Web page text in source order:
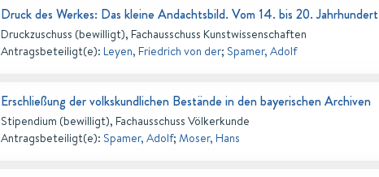
Druck des Werkes: Das kleine Andachtsbild. Vom 14. bis 20. Jahrhundert
Druckzuschuss (bewilligt), Fachausschuss Kunstwissenschaften
Antragsbeteiligt(e): Leyen, Friedrich von der; Spamer, Adolf
Erschließung der volkskundlichen Bestände in den bayerischen Archiven
Stipendium (bewilligt), Fachausschuss Völkerkunde
Antragsbeteiligt(e): Spamer, Adolf; Moser, Hans